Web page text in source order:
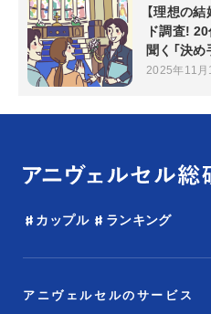
【理想の
ド調査!
聞く「決
2025年11月
カップル ランキング
アニヴェルセルのサービス